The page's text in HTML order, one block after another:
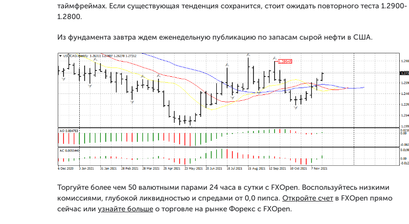
таймфреймах. Если существующая тенденция сохранится, стоит ожидать повторного теста 1.2900-
1.2800.
Из фундамента завтра ждем еженедельную публикацию по запасам сырой нефти в США.
Торгуйте более чем 50 валютными парами 24 часа в сутки с FXOpen. Воспользуйтесь низкими
комиссиями, глубокой ликвидностью и спредами от 0,0 пипса. Откройте счет в FXOpen прямо
сейчас или узнайте больше о торговле на рынке Форекс с FXOpen.